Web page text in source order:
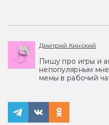
Дмитрий Кинский
Пишу про игры и
непопулярным
мемы в рабочий